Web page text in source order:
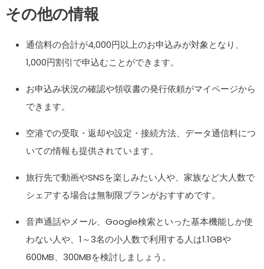
その他の情報
通信料の合計が4,000円以上のお申込みが対象となり、
1,000円割引で申込むことができます。
お申込み状況の確認や領収書の発行依頼がマイページから
できます。
空港での受取・返却や設定・接続方法、データ通信料につ
いての情報も提供されています。
旅行先で動画やSNSを楽しみたい人や、家族など大人数で
シェアする場合は無制限プランがおすすめです。
音声通話やメール、Google検索といった基本機能しか使
わない人や、1～3名の小人数で利用する人は1.1GBや
600MB、300MBを検討しましょう。